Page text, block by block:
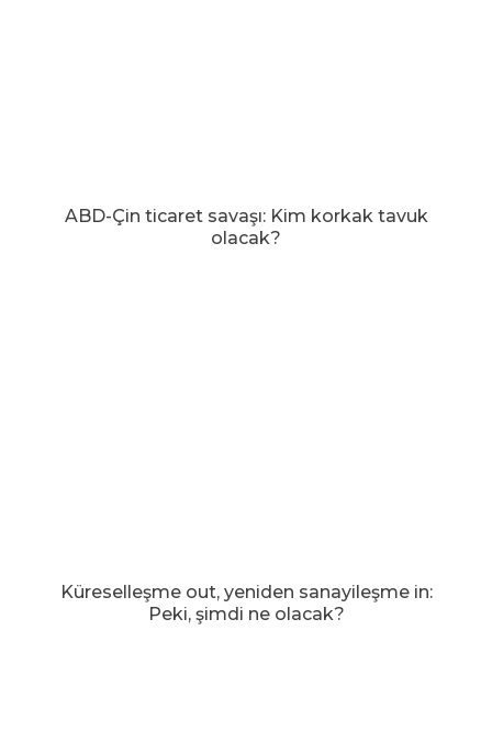
ABD-Çin ticaret savaşı: Kim korkak tavuk
olacak?
Küreselleşme out, yeniden sanayileşme in:
Peki, şimdi ne olacak?